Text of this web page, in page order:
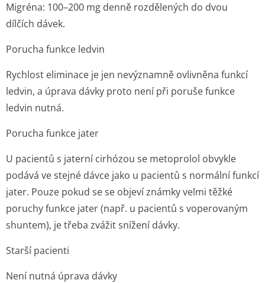
Migréna: 100–200 mg denně rozdělených do dvou
dílčích dávek.
Porucha funkce ledvin
Rychlost eliminace je jen nevýznamně ovlivněna funkcí
ledvin, a úprava dávky proto není při poruše funkce
ledvin nutná.
Porucha funkce jater
U pacientů s jaterní cirhózou se metoprolol obvykle
podává ve stejné dávce jako u pacientů s normální funkcí
jater. Pouze pokud se se objeví známky velmi těžké
poruchy funkce jater (např. u pacientů s voperovaným
shuntem), je třeba zvážit snížení dávky.
Starší pacienti
Není nutná úprava dávky